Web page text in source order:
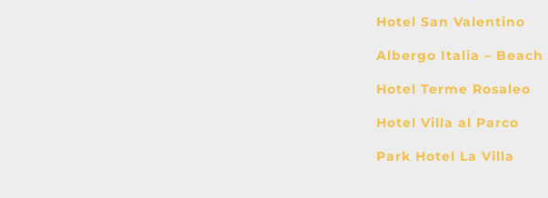
Hotel San Valentino
Albergo Italia – Beach
Hotel Terme Rosaleo
Hotel Villa al Parco
Park Hotel La Villa